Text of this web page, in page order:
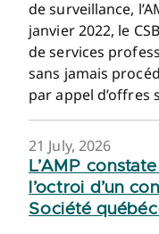
de surveillance,
janvier 2022, le
de services
sans jamais
par appel d’offres
21 July, 2026
L’AMP
l’octroi d’un
Société